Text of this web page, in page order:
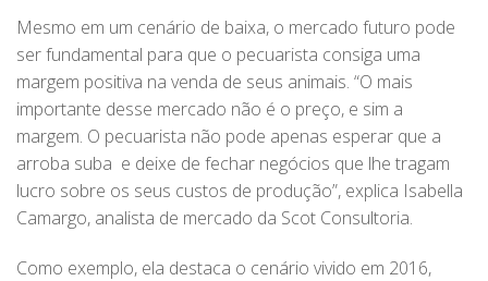
Mesmo em um cenário de baixa, o mercado futuro pode
ser fundamental para que o pecuarista consiga uma
margem positiva na venda de seus animais. “O mais
importante desse mercado não é o preço, e sim a
margem. O pecuarista não pode apenas esperar que a
arroba suba e deixe de fechar negócios que lhe tragam
lucro sobre os seus custos de produção”, explica Isabella
Camargo, analista de mercado da Scot Consultoria.
Como exemplo, ela destaca o cenário vivido em 2016,